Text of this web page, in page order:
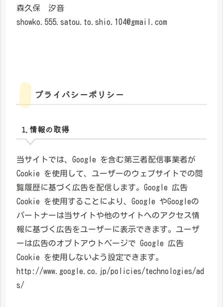
森久保 汐音
showko.555.satou.to.shio.104@gmail.com
プライバシーポリシー
1. 情報の取得
当サイトでは、Google を含む第三者配信事業者が
Cookie を使用して、ユーザーのウェブサイトでの閲
覧履歴に基づく広告を配信します。Google 広告
Cookie を使用することにより、Google やGoogleの
パートナーは当サイトや他のサイトへのアクセス情
報に基づく広告をユーザーに表示できます。ユーザ
ーは広告のオプトアウトページで Google 広告
Cookie を使用しないよう設定できます。
http://www.google.co.jp/policies/technologies/ad
s/